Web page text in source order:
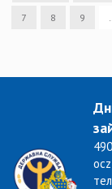
7 8 9